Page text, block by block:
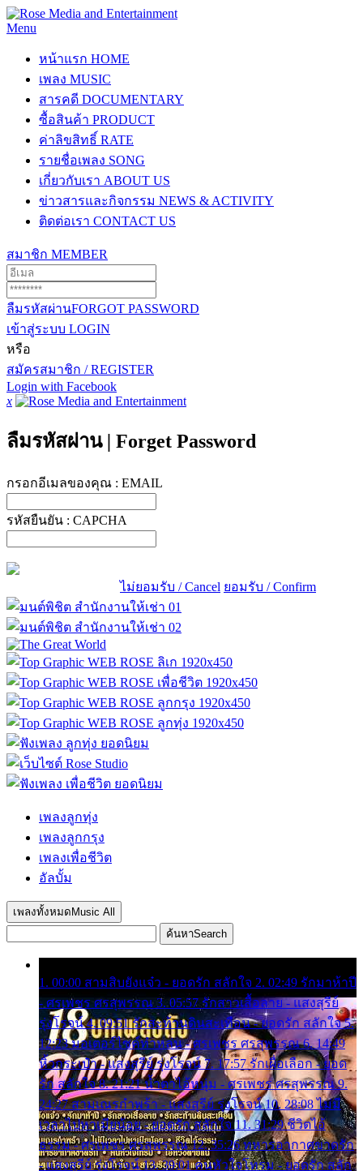
Menu
หน้าแรก HOME
เพลง MUSIC
สารคดี DOCUMENTARY
ซื้อสินค้า PRODUCT
ค่าลิขสิทธิ์ RATE
รายชื่อเพลง SONG
เกี่ยวกับเรา ABOUT US
ข่าวสารและกิจกรรม NEWS & ACTIVITY
ติดต่อเรา CONTACT US
สมาชิก MEMBER
ลืมรหัสผ่านFORGOT PASSWORD
เข้าสู่ระบบ LOGIN
หรือ
สมัครสมาชิก / REGISTER
Login with Facebook
x
ลืมรหัสผ่าน | Forget Password
กรอกอีเมลของคุณ : EMAIL
รหัสยืนยัน : CAPCHA
ไม่ยอมรับ / Cancel ยอมรับ / Confirm
เพลงลูกทุ่ง
เพลงลูกกรุง
เพลงเพื่อชีวิต
อัลบั้ม
เพลงทั้งหมด Music All
ค้นหาSearch
1. 00:00 สามสิบยังแจ๋ว - ยอดรัก สลักใจ 2. 02:49 รักมาห้าปี
- ศรเพชร ศรสุพรรณ 3. 05:57 รักสาวเสื้อลาย - แสงสุรีย์
รุ่งโรจน์ 4. 09:51 รักสะท้านดินสะเทือน - ยอดรัก สลักใจ 5.
12:23 มอเตอร์ไซค์ทำหล่น - ศรเพชร ศรสุพรรณ 6. 14:49
หิ้วกระเป๋า - แสงสุรีย์ รุ่งโรจน์ 7. 17:57 รักเผื่อเลือก - ยอด
รัก สลักใจ 8. 21:21 น้ำตาไอ้หนุ่ม - ศรเพชร ศรสุพรรณ 9.
24:27 สามเณรกำพร้า - แสงสุรีย์ รุ่งโรจน์ 10. 28:08 ไม่มี
เวลาไปหาเมียน้อย - ยอดรัก สลักใจ 11. 31:29 ชีวิตไอ้
ธรรม - ศรเพชร ศรสุพรรณ 12. 35:26 ทหารอากาศขาดรัก
- แสงสุรีย์ รุ่งโรจน์ 13. 39:01 คนหัวใจโทรม - ยอดรัก สลัก